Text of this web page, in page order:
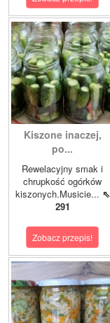
Kiszone inaczej,
po...
Rewelacyjny smak i
chrupkość ogórków
kiszonych.Musicie... ⇖
291
Zobacz przepis!